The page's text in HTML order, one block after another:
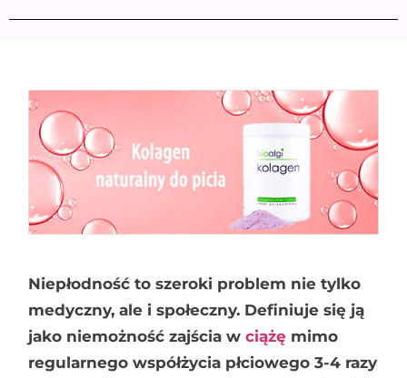
Niepłodność to szeroki problem nie tylko
medyczny, ale i społeczny. Definiuje się ją
jako niemożność zajścia wciążę mimo
regularnego współżycia płciowego 3-4 razy